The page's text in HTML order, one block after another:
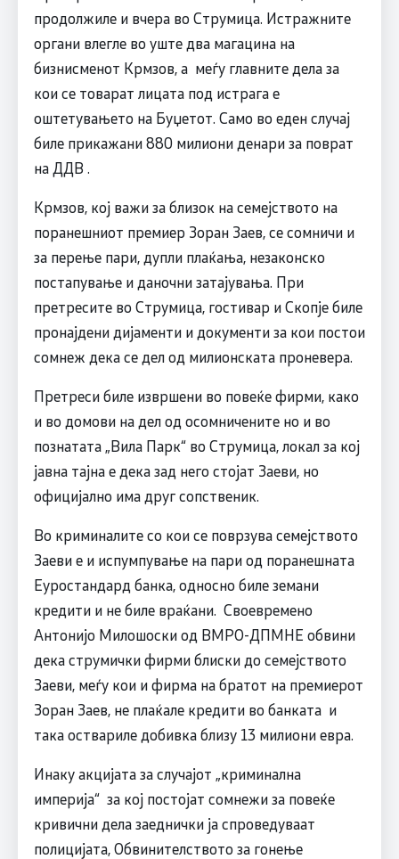
продолжиле и вчера во Струмица. Истражните
органи влегле во уште два магацина на
бизнисменот Крмзов, а меѓу главните дела за
кои се товарат лицата под истрага е
оштетувањето на Буџетот. Само во еден случај
биле прикажани 880 милиони денари за поврат
на ДДВ .
Крмзов, кој важи за близок на семејството на
поранешниот премиер Зоран Заев, се сомничи и
за перење пари, дупли плаќања, незаконско
постапување и даночни затајувања. При
претресите во Струмица, гостивар и Скопје биле
пронајдени дијаменти и документи за кои постои
сомнеж дека се дел од милионската проневера.
Претреси биле извршени во повеќе фирми, како
и во домови на дел од осомничените но и во
познатата „Вила Парк“ во Струмица, локал за кој
јавна тајна е дека зад него стојат Заеви, но
официјално има друг сопственик.
Во криминалите со кои се поврзува семејството
Заеви е и испумпување на пари од поранешната
Еуростандард банка, односно биле земани
кредити и не биле враќани. Своевремено
Антонијо Милошоски од ВМРО-ДПМНЕ обвини
дека струмички фирми блиски до семејството
Заеви, меѓу кои и фирма на братот на премиерот
Зоран Заев, не плаќале кредити во банката и
така оствариле добивка близу 13 милиони евра.
Инаку акцијата за случајот „криминална
империја“ за кој постојат сомнежи за повеќе
кривични дела заеднички ја спроведуваат
полицијата, Обвинителството за гонење